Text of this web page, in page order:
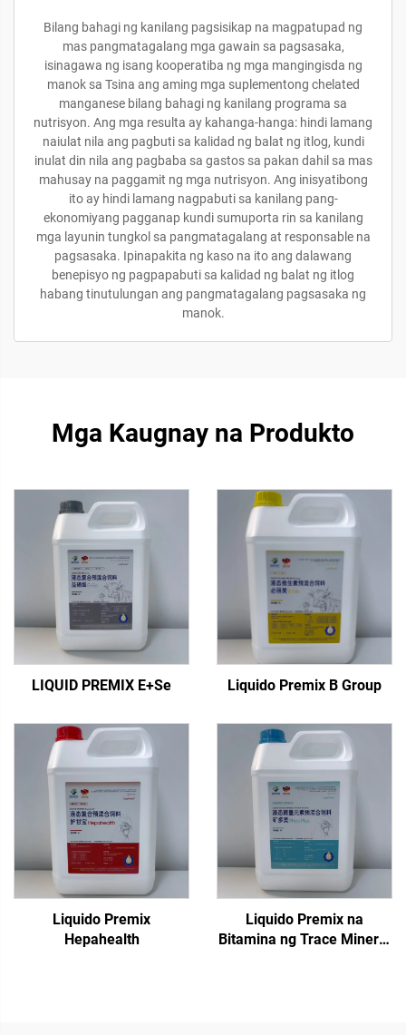
Bilang bahagi ng kanilang pagsisikap na magpatupad ng
mas pangmatagalang mga gawain sa pagsasaka,
isinagawa ng isang kooperatiba ng mga mangingisda ng
manok sa Tsina ang aming mga suplementong chelated
manganese bilang bahagi ng kanilang programa sa
nutrisyon. Ang mga resulta ay kahanga-hanga: hindi lamang
naiulat nila ang pagbuti sa kalidad ng balat ng itlog, kundi
inulat din nila ang pagbaba sa gastos sa pakan dahil sa mas
mahusay na paggamit ng mga nutrisyon. Ang inisyatibong
ito ay hindi lamang nagpabuti sa kanilang pang-
ekonomiyang pagganap kundi sumuporta rin sa kanilang
mga layunin tungkol sa pangmatagalang at responsable na
pagsasaka. Ipinapakita ng kaso na ito ang dalawang
benepisyo ng pagpapabuti sa kalidad ng balat ng itlog
habang tinutulungan ang pangmatagalang pagsasaka ng
manok.
Mga Kaugnay na Produkto
LIQUID PREMIX E+Se Liquido Premix B Group
Liquido Premix
Hepahealth
Liquido Premix na
Bitamina ng Trace Mineral